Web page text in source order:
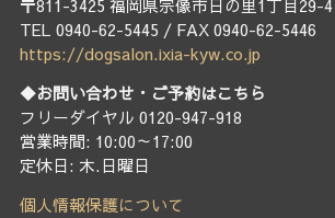
〒811-3425 福岡県宗像市日の里1丁目29-4
TEL 0940-62-5445 / FAX 0940-62-5446
https://dogsalon.ixia-kyw.co.jp
◆お問い合わせ・ご予約はこちら
フリーダイヤル 0120-947-918
営業時間: 10:00～17:00
定休日: 木.日曜日
個人情報保護について